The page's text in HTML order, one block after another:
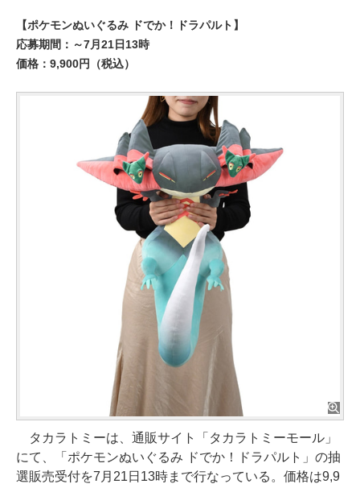
【ポケモンぬいぐるみ ドでか！ドラパルト】
応募期間：～7月21日13時
価格：9,900円（税込）
タカラトミーは、通販サイト「タカラトミーモール」
にて、「ポケモンぬいぐるみ ドでか！ドラパルト」の抽
選販売受付を7月21日13時まで行なっている。価格は9,9